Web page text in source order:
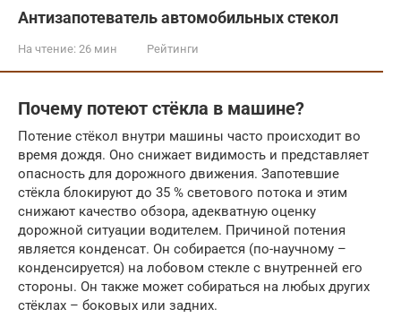
Антизапотеватель автомобильных стекол
На чтение: 26 мин Рейтинги
Почему потеют стёкла в машине?
Потение стёкол внутри машины часто происходит во
время дождя. Оно снижает видимость и представляет
опасность для дорожного движения. Запотевшие
стёкла блокируют до 35 % светового потока и этим
снижают качество обзора, адекватную оценку
дорожной ситуации водителем. Причиной потения
является конденсат. Он собирается (по-научному –
конденсируется) на лобовом стекле с внутренней его
стороны. Он также может собираться на любых других
стёклах – боковых или задних.